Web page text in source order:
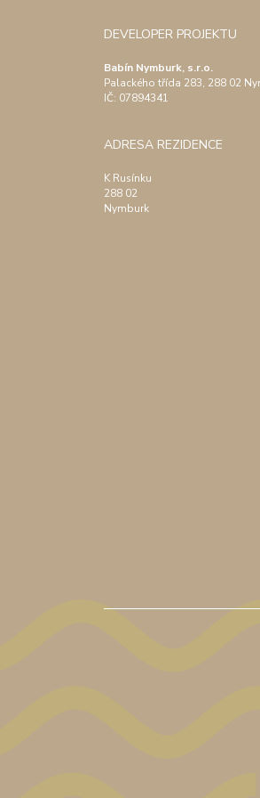
DEVELOPER PROJEKTU
Babín Nymburk, s.r.o.
Palackého třída 283, 288 02
IČ: 07894341
ADRESA REZIDENCE
K Rusínku
288 02
Nymburk